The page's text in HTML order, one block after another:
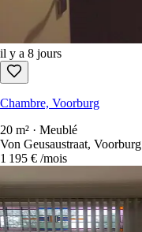
il y a 8 jours
Chambre, Voorburg
20 m² · Meublé
Von Geusaustraat, Voorburg
1 195 € /mois